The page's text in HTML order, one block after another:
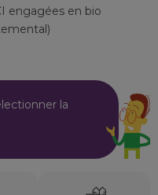
engagées en bio
la